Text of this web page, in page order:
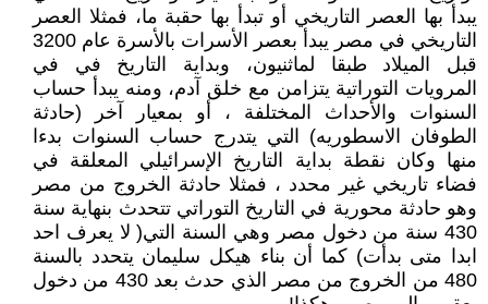
يبدأ بها العصر التاريخي أو تبدأ بها حقبة ما، فمثلا العصر
التاريخي في مصر يبدأ بعصر الأسرات بالأسرة عام 3200
قبل الميلاد طبقا لماثنيون، وبداية التاريخ في في
المرويات التوراتية يتزامن مع خلق آدم، ومنه يبدأ حساب
السنوات والأحداث المختلفة ، أو بمعيار آخر (حادثة
الطوفان الاسطوريه) التي يتدرج حساب السنوات بدءا
منها وكان نقطة بداية التاريخ الإسرائيلي المعلقة في
فضاء تاريخي غير محدد ، فمثلا حادثة الخروج من مصر
وهو حادثة محورية في التاريخ التوراتي تتحدث بنهاية سنة
430 سنة من دخول مصر وهي السنة التي( لا يعرف احد
ابدا متى بدأت) كما أن بناء هيكل سليمان يتحدد بالسنة
480 من الخروج من مصر الذي حدث بعد 430 من دخول